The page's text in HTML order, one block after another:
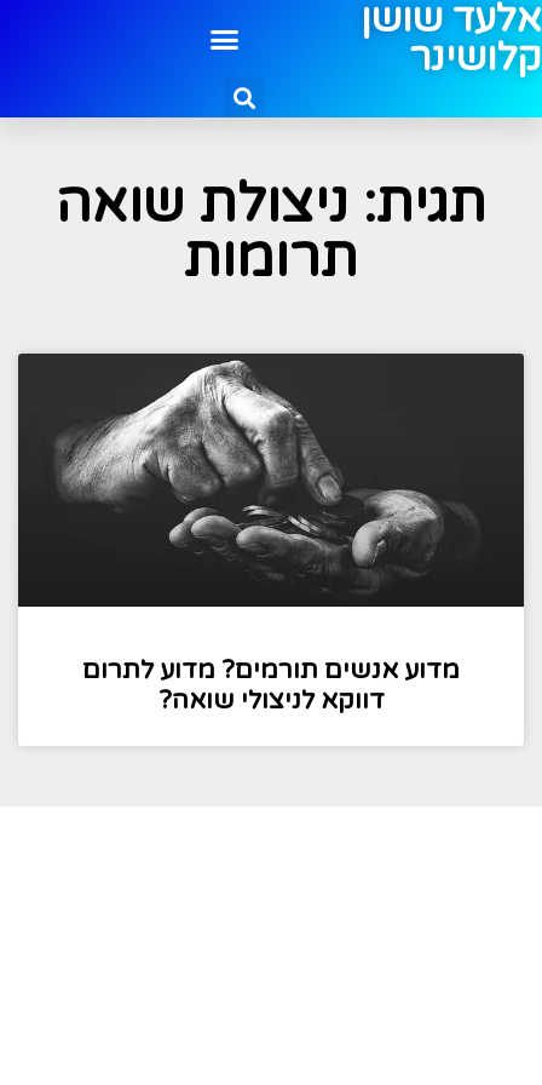
אלעד שושן
קלושינר
תגית: ניצולת שואה
תרומות
מדוע אנשים תורמים? מדוע לתרום
דווקא לניצולי שואה?